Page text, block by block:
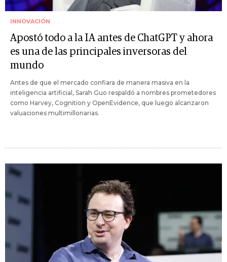
INNOVACIÓN
Apostó todo a la IA antes de ChatGPT y ahora
es una de las principales inversoras del
mundo
Antes de que el mercado confiara de manera masiva en la
inteligencia artificial, Sarah Guo respaldó a nombres prometedores
como Harvey, Cognition y OpenEvidence, que luego alcanzaron
valuaciones multimillonarias.